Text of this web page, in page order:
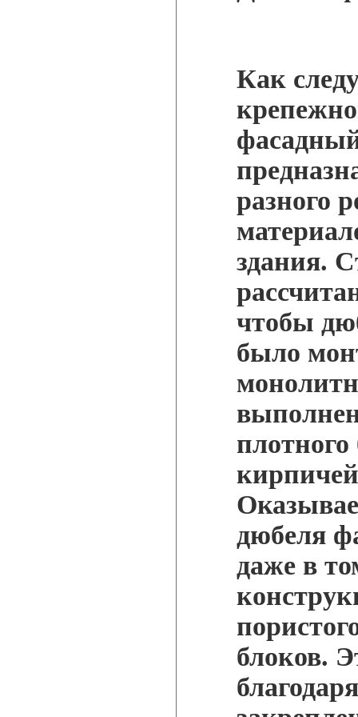
Как
разного
здания.
чтобы
было
дюбеля
даже в
блоков.